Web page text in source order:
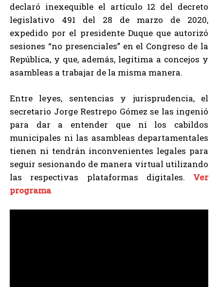
declaró inexequible el artículo 12 del decreto
legislativo 491 del 28 de marzo de 2020,
expedido por el presidente Duque que autorizó
sesiones “no presenciales” en el Congreso de la
República, y que, además, legitima a concejos y
asambleas a trabajar de la misma manera.
Entre leyes, sentencias y jurisprudencia, el
secretario Jorge Restrepo Gómez se las ingenió
para dar a entender que ni los cabildos
municipales ni las asambleas departamentales
tienen ni tendrán inconvenientes legales para
seguir sesionando de manera virtual utilizando
las respectivas plataformas digitales. Ver
programa